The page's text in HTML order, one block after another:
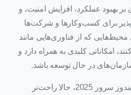
بهبود عملکرد، افزایش امنیت، و
برای کسب‌وکارها و شرکت‌ها
که از فناوری‌هایی مانند
امکاناتی کلیدی به همراه دارد و
در حال توسعه باشد.
با توجه به قابلیت‌های جدید ویندوز سرور 2025، حالا راحت‌تر